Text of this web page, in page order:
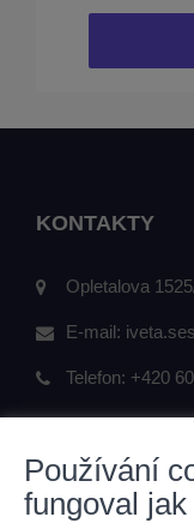
KONTAKTY
Opletalova
E-mail:
Telefon: +420
ODKAZY
Používání
fungoval jak